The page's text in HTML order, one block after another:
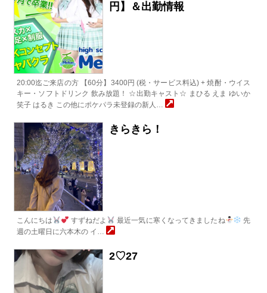
円】＆出勤情報
20:00迄ご来店の方 【60分】3400円 (税・サービス料込) + 焼酎・ウイス
キー・ソフトドリンク 飲み放題！ ☆出勤キャスト☆ まひる えま ゆいか
笑子 はるき この他にポケパラ未登録の新人…
きらきら！
こんにちは すずねだよ 最近一気に寒くなってきましたね
先
週の土曜日に六本木の イ…
2♡27